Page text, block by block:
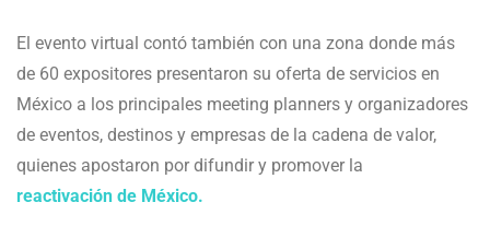
El evento virtual contó también con una zona donde más
de 60 expositores presentaron su oferta de servicios en
México a los principales meeting planners y organizadores
de eventos, destinos y empresas de la cadena de valor,
quienes apostaron por difundir y promover la
reactivación de México.